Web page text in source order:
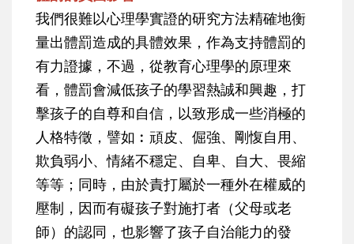
我們很難以心理學實證的研究方法精確地衡
量出體罰造成的具體效果，作為支持體罰的
有力證據，不過，從教育心理學的原理來
看，體罰會減低孩子的學習熱誠和興趣，打
擊孩子的自尊和自信，以致形成一些消極的
人格特徵，譬如︰頑皮、倔強、剛愎自用、
欺負弱小、情緒不穩定、自卑、自大、畏縮
等等；同時，由於責打屬於一種外在權威的
壓制，因而有礙孩子對施打者（父母或老
師）的認同，也影響了孩子自治能力的發